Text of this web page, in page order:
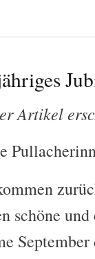
Artikel
schöne